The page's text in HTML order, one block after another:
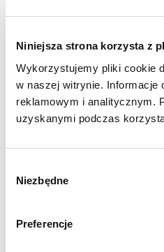
Niniejsza strona korzysta z
Wykorzystujemy pliki cookie
w naszej witrynie. Informacje
reklamowym i analitycznym.
uzyskanymi podczas
zgody
Niezbędne
Preferencje
Polityka